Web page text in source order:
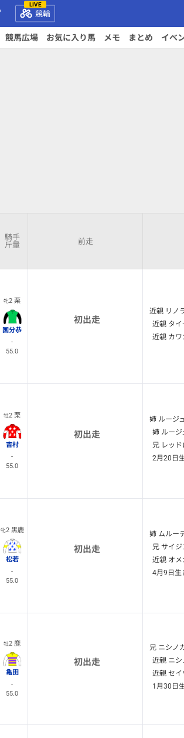
LIVE
競輪
競馬広場 お気に入り馬 メモ まとめ イベ
騎手
斤量
前走
牝2 栗
国分恭
-
55.0
初出走
近親 リノ
近親 タ
近親 カ
牡2 栗
吉村
-
55.0
初出走
姉 ルージ
姉 ルージ
兄 レッ
2月20日
牝2 黒鹿
松若
-
55.0
初出走
姉 ムルー
兄 サイ
近親 オ
4月9日生
牡2 鹿
亀田
-
55.0
初出走
兄 ニシノ
近親 ニ
近親 セ
1月30日